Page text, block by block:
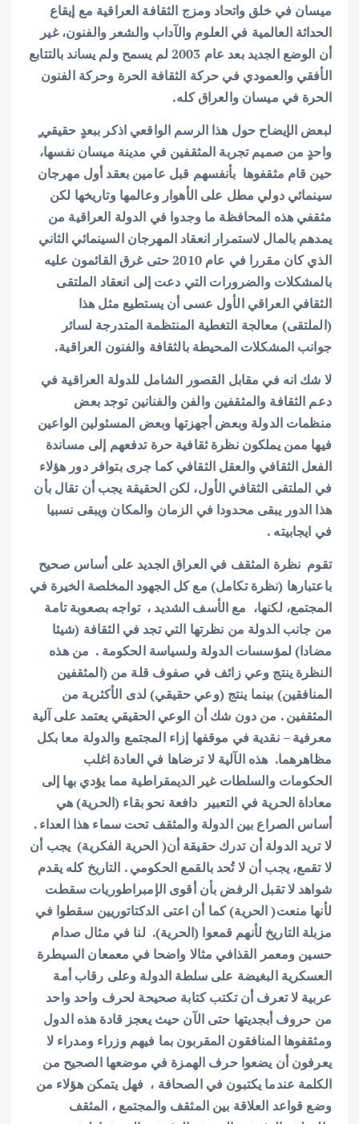
ميسان في خلق واتحاد ومزج الثقافة العراقية مع إيقاع
الحداثة العالمية في العلوم والآداب والشعر والفنون، غير
أن الوضع الجديد بعد عام 2003 لم يسمح ولم يساند بالتتابع
الأفقي والعمودي في حركة الثقافة الحرة وحركة الفنون
الحرة في ميسان والعراق كله.
لبعض الإيضاح حول هذا الرسم الواقعي اذكر ببعدٍ حقيقي ٍ
واحدٍ من صميم تجربة المثقفين في مدينة ميسان نفسها،
حين قام مثقفوها بأنفسهم قبل عامين بعقد أول مهرجان
سينمائي دولي مطل على الأهوار وعالمها وتاريخها لكن
مثقفي هذه المحافظة ما وجدوا في الدولة العراقية من
يمدهم بالمال لاستمرار انعقاد المهرجان السينمائي الثاني
الذي كان مقررا في عام 2010 حتى غرق القائمون عليه
بالمشكلات والضرورات التي دعت إلى انعقاد الملتقى
الثقافي العراقي الأول عسى أن يستطيع مثل هذا
(الملتقى) معالجة التغطية المنتظمة المتدرجة لسائر
جوانب المشكلات المحيطة بالثقافة والفنون العراقية.
لا شك انه في مقابل القصور الشامل للدولة العراقية في
دعم الثقافة والمثقفين والفن والفنانين توجد بعض
منظمات الدولة وبعض أجهزتها وبعض المسئولين الواعين
فيها ممن يملكون نظرة ثقافية حرة تدفعهم إلى مساندة
الفعل الثقافي والعقل الثقافي كما جرى بتوافر دور هؤلاء
في الملتقى الثقافي الأول، لكن الحقيقة يجب أن تقال بأن
هذا الدور يبقى محدودا في الزمان والمكان ويبقى نسبيا
في ايجابيته .
تقوم نظرة المثقف في العراق الجديد على أساس صحيح
باعتبارها (نظرة تكامل) مع كل الجهود المخلصة الخيرة في
المجتمع، لكنها، مع الأسف الشديد ، تواجه بصعوبة تامة
من جانب الدولة من نظرتها التي تجد في الثقافة (شيئا
مضادا) لمؤسسات الدولة ولسياسة الحكومة . من هذه
النظرة ينتج وعي زائف في صفوف قلة من (المثقفين
المنافقين) بينما ينتج (وعي حقيقي) لدى الأكثرية من
المثقفين . من دون شك أن الوعي الحقيقي يعتمد على آلية
معرفية – نقدية في موقفها إزاء المجتمع والدولة معا بكل
مظاهرهما. هذه الآلية لا ترضاها في العادة اغلب
الحكومات والسلطات غير الديمقراطية مما يؤدي بها إلى
معاداة الحرية في التعبير دافعة نحو بقاء (الحرية) هي
أساس الصراع بين الدولة والمثقف تحت سماء هذا العداء .
لا تريد الدولة أن تدرك حقيقة أن( الحرية الفكرية) يجب أن
لا تقمع، يجب أن لا تُحد بالقمع الحكومي . التاريخ كله يقدم
شواهد لا تقبل الرفض بأن أقوى الإمبراطوريات سقطت
لأنها منعت( الحرية) كما أن اعتى الدكتاتوريين سقطوا في
مزبلة التاريخ لأنهم قمعوا (الحرية). لنا في مثال صدام
حسين ومعمر القذافي مثالا واضحا في معمعان السيطرة
العسكرية البغيضة على سلطة الدولة وعلى رقاب أمة
عربية لا تعرف أن تكتب كتابة صحيحة لحرف واحد واحد
من حروف أبجديتها حتى الآن حيث يعجز قادة هذه الدول
ومثقفوها المنافقون المقربون بما فيهم وزراء ومدراء لا
يعرفون أن يضعوا حرف الهمزة في موضعها الصحيح من
الكلمة عندما يكتبون في الصحافة ، فهل يتمكن هؤلاء من
وضع قواعد العلاقة بين المثقف والمجتمع ، المثقف